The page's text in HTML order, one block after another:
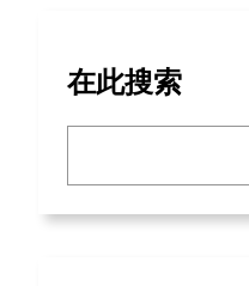
在此搜索